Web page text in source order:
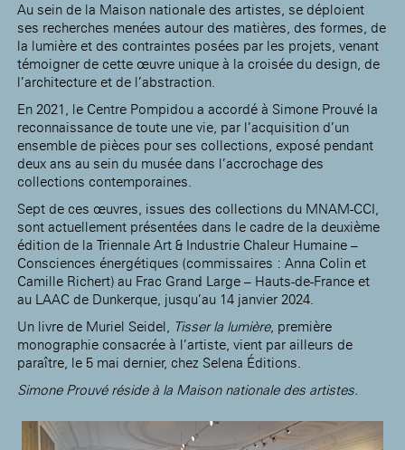
Au sein de la Maison nationale des artistes, se déploient
ses recherches menées autour des matières, des formes, de
la lumière et des contraintes posées par les projets, venant
témoigner de cette œuvre unique à la croisée du design, de
l’architecture et de l’abstraction.
En 2021, le Centre Pompidou a accordé à Simone Prouvé la
reconnaissance de toute une vie, par l’acquisition d’un
ensemble de pièces pour ses collections, exposé pendant
deux ans au sein du musée dans l’accrochage des
collections contemporaines.
Sept de ces œuvres, issues des collections du MNAM-CCI,
sont actuellement présentées dans le cadre de la deuxième
édition de la Triennale Art & Industrie Chaleur Humaine –
Consciences énergétiques (commissaires : Anna Colin et
Camille Richert) au Frac Grand Large – Hauts-de-France et
au LAAC de Dunkerque, jusqu’au 14 janvier 2024.
Un livre de Muriel Seidel, Tisser la lumière, première
monographie consacrée à l’artiste, vient par ailleurs de
paraître, le 5 mai dernier, chez Selena Éditions.
Simone Prouvé réside à la Maison nationale des artistes.